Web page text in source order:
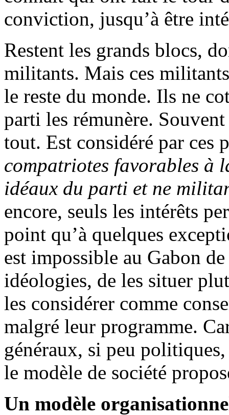
conviction, jusqu’à être
Restent les grands blocs,
militants. Mais ces
le reste du monde. Ils ne
parti les rémunère.
tout. Est considéré par
compatriotes favorables à
idéaux du parti et ne
encore, seuls les intérêts
point qu’à quelques
est impossible au Gabon
idéologies, de les situer
les considérer comme
malgré leur programme.
généraux, si peu
le modèle de société
Un modèle